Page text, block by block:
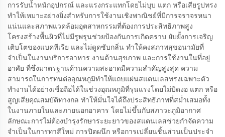
การรับน้ำหนักอุปกรณ์ และแรงกระแทกโดยไม่บุบ แตก หรือเสียรูปทรง
ทำให้เหมาะอย่างยิ่งสำหรับการใช้งานเชิงพาณิชย์ที่มีการจราจรหนา
แน่นและสภาพแวดล้อมอุตสาหกรรมที่ต้องการประสิทธิภาพสูง
โครงสร้างพื้นผิวที่ไม่มีรูพรุนช่วยป้องกันการเกิดคราบ ยับยั้งการเจริญ
เติบโตของแบคทีเรีย และไม่ดูดซับกลิ่น ทำให้คงสภาพสุขอนามัยที่
จำเป็นในงานบริการอาหาร งานด้านสุขภาพ และการใช้งานในที่อยู่
อาศัย ที่ซึ่งมาตรฐานด้านความสะอาดมีความสำคัญสูงสุด ความ
สามารถในการทนต่ออุณหภูมิทำให้แถบแผ่นสแตนเลสทรงเฉพาะตัว
ทำงานได้อย่างเชื่อถือได้ในช่วงอุณหภูมิที่รุนแรงโดยไม่บิดงอ แตก หรือ
สูญเสียคุณสมบัติทางกล ทำให้มั่นใจได้ถึงประสิทธิภาพที่สม่ำเสมอทั้ง
ในงานภายในและภายนอกอาคาร โดยไม่ขึ้นกับสภาวะภูมิอากาศ
ลักษณะการไม่ต้องบำรุงรักษาระยะยาวของสแตนเลสช่วยกำจัดความ
จำเป็นในการทาสีใหม่ การปิดผนึก หรือการเปลี่ยนชิ้นส่วนเป็นประจำ